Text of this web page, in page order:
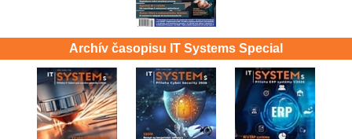
Archív časopisu IT Systems Special